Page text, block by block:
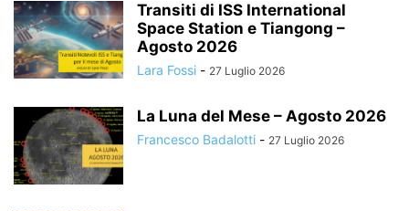
Transiti di ISS International
Space Station e Tiangong –
Agosto 2026
Lara Fossi - 27 Luglio 2026
La Luna del Mese – Agosto 2026
Francesco Badalotti - 27 Luglio 2026